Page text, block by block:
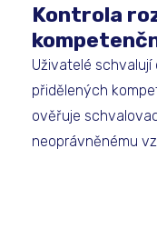
Kontrola
Uživatelé
přidělených
ověřuje
neoprávněnému